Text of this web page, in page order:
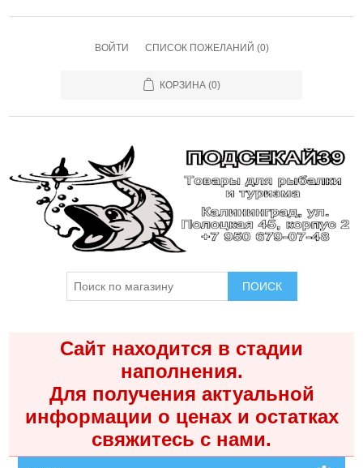
ВОЙТИ СПИСОК ПОЖЕЛАНИЙ (0)
КОРЗИНА (0)
ПОИСК
Сайт находится в стадии
наполнения.
Для получения актуальной
информации о ценах и остатках
свяжитесь с нами.